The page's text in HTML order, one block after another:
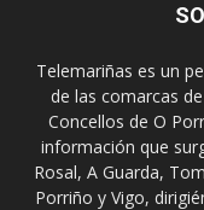
Telemariñas es un
de las comarcas
Concellos de O
información que
Rosal, A Guarda,
Porriño y Vigo,